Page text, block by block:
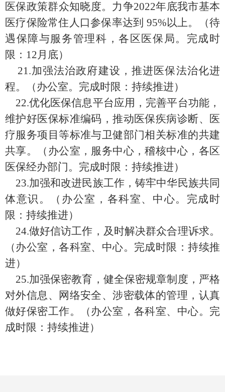
医保政策群众知晓度。 力争2022年底我市基本
医疗保险常住人口参保率达到 95%以上。（待
遇保障与服务管理科，各区医保局。完成时
限： 12月底）
21.加强法治政府建设，推进医保法治化进
程。（办公室。完成时限：持续推进）
22.优化医保信息平台应用， 完善平台功能，
维护好医保标准编码，推动医保疾病诊断、医
疗服务项目等标准与卫健部门相关标准的共建
共享。
（办公室，服务中心，稽核中心， 各区
医保经办部门。完成时限：持续推进）
23.加强和改进民族工作，铸牢中华民族共同
体意识。（办公室，各科室、中心。完成时
限：持续推进）
24.做好信访工作，及时解决群众合理诉求。
（办公室，各科室、中心。完成时限：持续推
进）
25.加强保密教育，健全保密规章制度，严格
对外信息、网络安全、涉密载体的管理，认真
做好保密工作。（办公室，各科室、中心。完
成时限：持续推进）